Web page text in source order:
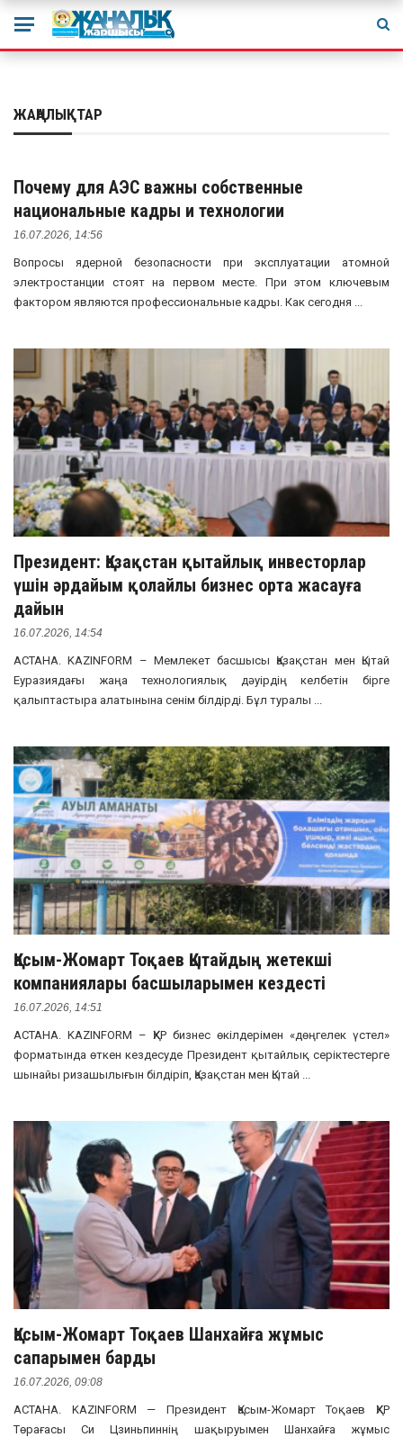
ЖАҢАЛЫҚТАР
Почему для АЭС важны собственные
национальные кадры и технологии
16.07.2026, 14:56
Вопросы ядерной безопасности при эксплуатации атомной
электростанции стоят на первом месте. При этом ключевым
фактором являются профессиональные кадры. Как сегодня ...
Президент: Қазақстан қытайлық инвесторлар
үшін әрдайым қолайлы бизнес орта жасауға
дайын
16.07.2026, 14:54
АСТАНА. KAZINFORM – Мемлекет басшысы Қазақстан мен Қытай
Еуразиядағы жаңа технологиялық дәуірдің келбетін бірге
қалыптастыра алатынына сенім білдірді. Бұл туралы ...
Қасым-Жомарт Тоқаев Қытайдың жетекші
компаниялары басшыларымен кездесті
16.07.2026, 14:51
АСТАНА. KAZINFORM – ҚХР бизнес өкілдерімен «дөңгелек үстел»
форматында өткен кездесуде Президент қытайлық серіктестерге
шынайы ризашылығын білдіріп, Қазақстан мен Қытай ...
Қасым-Жомарт Тоқаев Шанхайға жұмыс
сапарымен барды
16.07.2026, 09:08
АСТАНА. KAZINFORM — Президент Қасым-Жомарт Тоқаев ҚХР
Төрағасы Си Цзиньпиннің шақыруымен Шанхайға жұмыс